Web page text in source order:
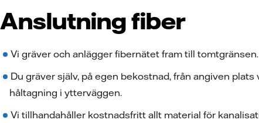
Anslutning fiber
Vi gräver och anlägger fibernätet fram till tomtgränsen.
Du gräver själv, på egen bekostnad, från angiven
håltagning i ytterväggen.
Vi tillhandahåller kostnadsfritt allt material för